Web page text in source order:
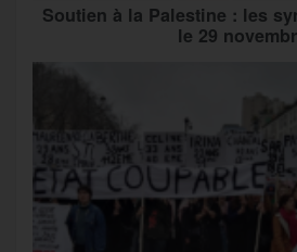
Soutien à la Palestine : les
le 29